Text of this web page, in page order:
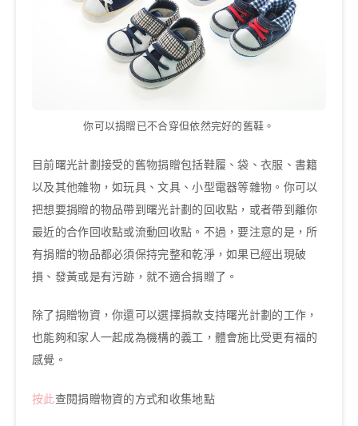
你可以捐贈已不合穿但依然完好的舊鞋。
目前曙光計劃接受的舊物捐贈包括鞋履、袋、衣服、書籍
以及其他雜物，如玩具、文具、小型電器等雜物。你可以
把想要捐贈的物品帶到曙光計劃的回收點，或者帶到離你
最近的合作回收點或流動回收點。不過，要注意的是，所
有捐贈的物品都必須保持完整和乾淨，如果已經出現破
損、發黃或是有污跡，就不適合捐贈了。
除了捐贈物資，你還可以選擇捐款支持曙光計劃的工作，
也能夠和家人一起成為機構的義工，體會施比受更有福的
感覺。
按此查閱捐贈物資的方式和收集地點